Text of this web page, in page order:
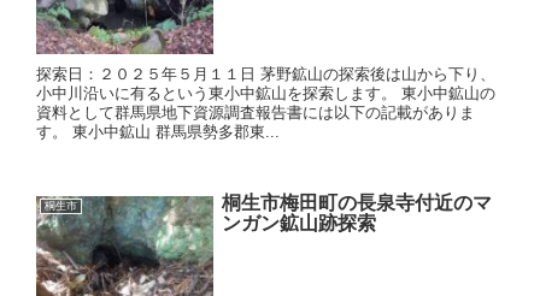
探索日：２０２５年５月１１日 茅野鉱山の探索後は山から下り、
小中川沿いに有るという東小中鉱山を探索します。 東小中鉱山の
資料として群馬県地下資源調査報告書には以下の記載がありま
す。 東小中鉱山 群馬県勢多郡東...
桐生市
桐生市梅田町の長泉寺付近のマ
ンガン鉱山跡探索